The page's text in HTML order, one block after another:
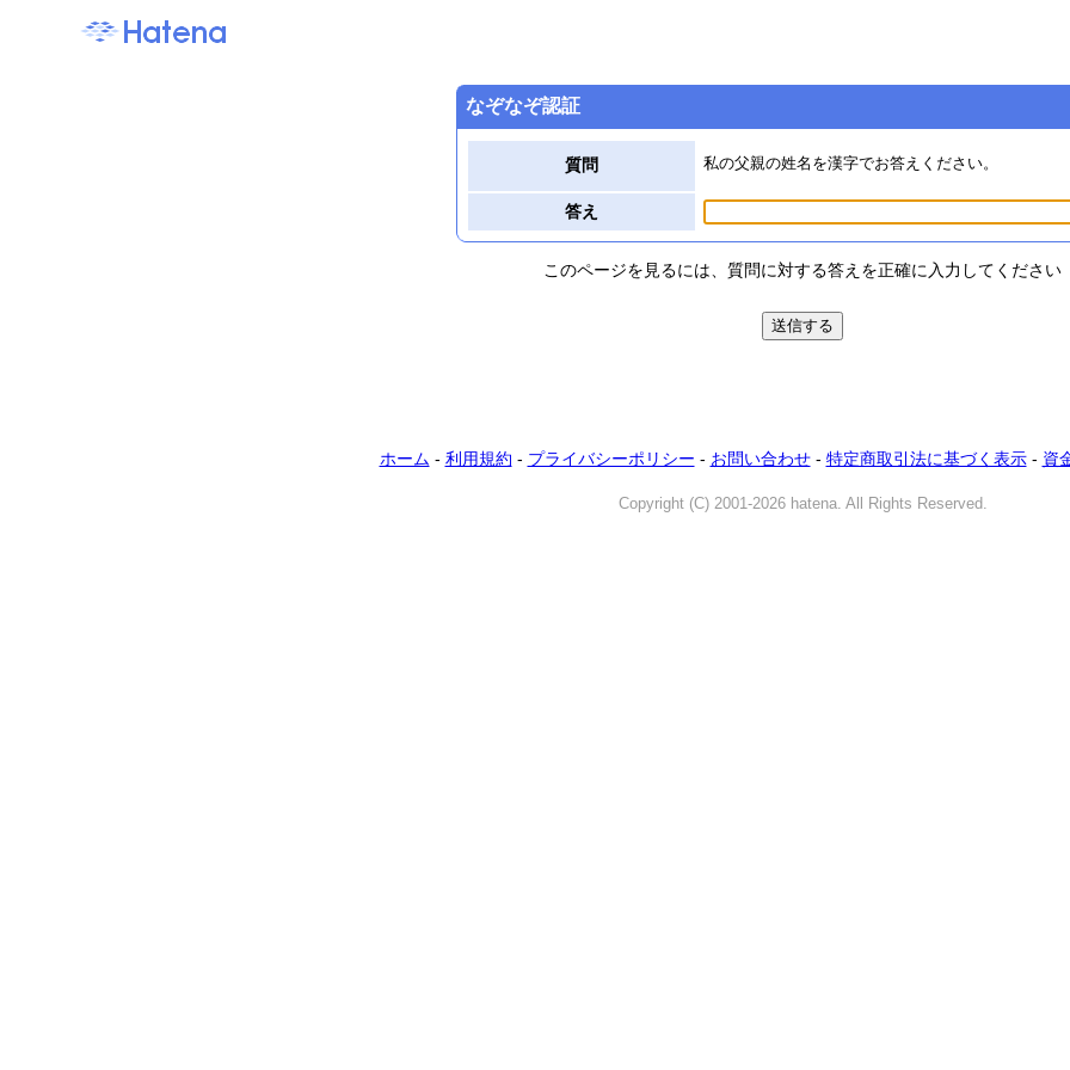
なぞなぞ認証
質問 私の父親の姓名を漢字でお答えください。
答え
このページを見るには、質問に対する答えを正確に入力してください
ホーム - 利用規約 - プライバシーポリシー - お問い合わせ- 特定商取引法に基づく表示- 資
Copyright (C) 2001-2026 hatena. All Rights Reserved.